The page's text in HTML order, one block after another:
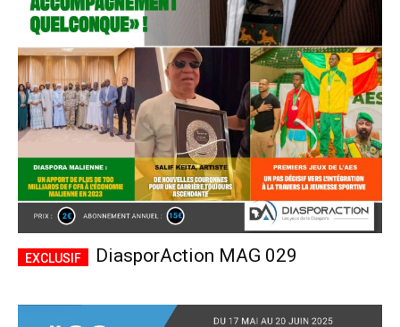
DiasporAction MAG 029